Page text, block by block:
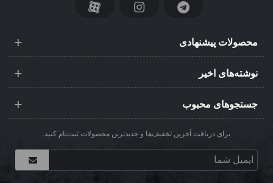
محصولات پیشنهادی
نوشته‌های اخیر
جستجوهای محبوب
برای دریافت آخرین تخفیف‌ها و جدیدترین محصولات ثبت‌نام کنید.